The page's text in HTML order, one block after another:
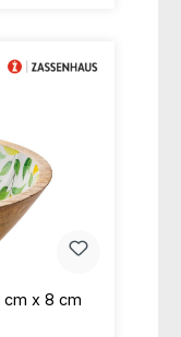
cm x 8 cm